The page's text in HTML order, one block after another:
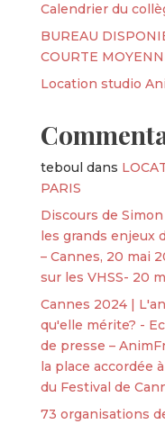
Calendrier du
BUREAU
COURTE
Location studio
teboul dans
PARIS
Discours de
les grands enjeux
– Cannes, 20 mai
sur les VHSS- 20
Cannes 2024 |
qu'elle mérite? -
de presse –
la place accordée
du Festival de
73 organisations